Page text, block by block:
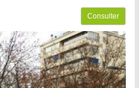
Consulter